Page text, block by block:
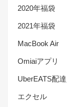
2020年福袋
2021年福袋
MacBook Air
Omiaiアプリ
UberEATS配
エクセル